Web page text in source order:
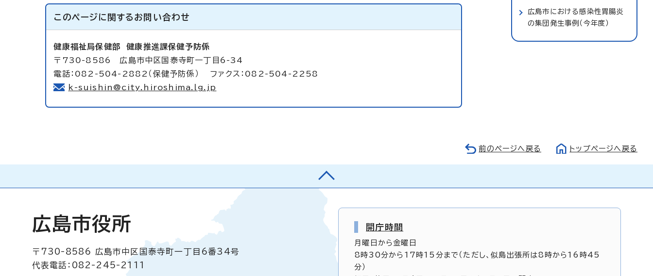
このページに関する お問い合わせ
健康福祉局保健部健康推進課保健予防係
〒730-8586 広島市中区国泰寺町一丁目6-34
電話：082-504-2882（保健予防係） ファクス：082-504-2258
k-suishin@city.hiroshima.lg.jp
広島市における感染性胃腸炎
の集団発生事例（今年度）
前のページへ戻る トップページへ戻る
広島市役所
〒730-8586
広島市中区国泰寺町一丁目6番34号
代表電話：082-245-2111
開庁時間
月曜日から金曜日
8時30分から17時15分まで（ただし、似島出張所は8時から16時45
分）